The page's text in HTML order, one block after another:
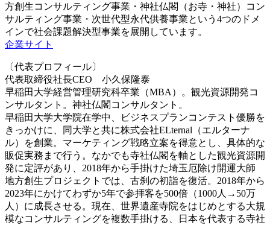
方創生コンサルティング事業・神社仏閣（お寺・神社）コン
サルティング事業・次世代型永代供養事業という4つのドメ
インで社会課題解決型事業を展開しています。
企業サイト
〔代表プロフィール〕
代表取締役社長CEO 小久保隆泰
早稲田大学経営管理研究科卒業（MBA）。観光資源開発コ
ンサルタント。神社仏閣コンサルタント。
早稲田大学大学院在学中、ビジネスプランコンテスト優勝を
きっかけに、同大学と共に株式会社ELternal（エルターナ
ル）を創業。マーケティング戦略立案を得意とし、具体的な
販促実務まで行う。なかでも寺社仏閣を軸とした観光資源開
発に定評があり、2018年から手掛けた埼玉厄除け開運大師
地方創生プロジェクトでは、古刹の初詣を復活。2018年から
2023年にかけてわずか5年で参拝客を500倍（1000人→50万
人）に成長させる。現在、世界遺産寺院をはじめとする大規
模なコンサルティングを複数手掛ける、日本を代表する寺社